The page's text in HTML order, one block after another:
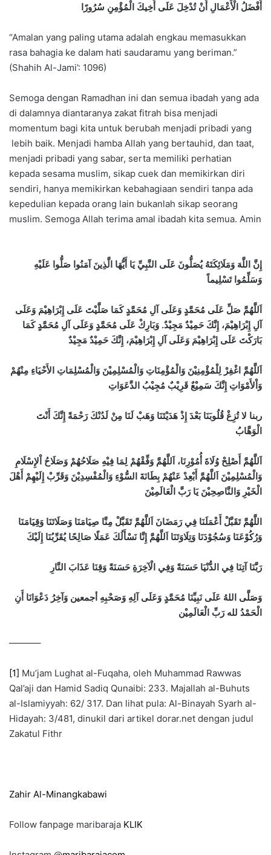
أَفْضَلُ الْأَعْمَالِ أَنْ تُدْخِلَ عَلَى أَخِيكَ الْمُؤْمِنِ سُرُورًا
“Amalan yang paling utama adalah engkau memasukkan
rasa bahagia ke dalam hati saudaramu yang beriman.”
(Shahih Al-Jami’: 1096)
Semoga dengan Ramadhan ini dan semua ibadah yang ada
di dalamnya diantaranya zakat fitrah bisa menjadi
momentum bagi kita untuk berubah menjadi pribadi yang
lebih baik. Menjadi hamba Allah yang bertauhid, dan taat,
menjadi pribadi yang sabar, serta memiliki perhatian
kepada sesama muslim, sikap cuek dan memikirkan diri
sendiri, hanya memikirkan kebahagiaan sendiri tanpa ada
kepedulian kepada orang lain bukanlah sikap seorang
muslim. Semoga Allah terima amal ibadah kita semua. Amin
إِنَّ اللَّهَ وَمَلَائِكَتَهُ يُصَلُّونَ عَلَى النَّبِيِّ يَا أَيُّهَا الَّذِينَ آمَنُوا صَلُّوا عَلَيْهِ
وَسَلِّمُوا تَسْلِيماً
اَللَّهُمَّ صَلِّ عَلَى مُحَمَّدٍ وَعَلَى آلِ مُحَمَّدٍ كَمَا صَلَّيْتَ عَلَى إِبْرَاهِيْمَ وَعَلَى
آلِ إِبْرَاهِيْمَ، إِنَّكَ حَمِيْدٌ مَجِيْدٌ. وَبَارِكْ عَلَى مُحَمَّدٍ وَعَلَى آلِ مُحَمَّدٍ كَمَا
بَارَكْتَ عَلَى إِبْرَاهِيْمَ وَعَلَى آلِ إِبْرَاهِيْمَ، إِنَّكَ حَمِيْدٌ مَجِيْدٌ
اَللَّهُمَّ اغْفِرْ لِلْمُؤْمِنِيْنَ وَالْمُؤْمِنَاتِ وَالْمُسْلِمِيْنَ وَالْمُسْلِمَاتِ الأَحْيَاءِ مِنْهُمْ
وَاْلأَمْوَاتِ إِنَّكَ سَمِيْعٌ قَرِيْبٌ مُجِيْبُ الدَّعَوَاتِ
ربنا لا تُزِغْ قُلُوبَنَا بَعْدَ إِذْ هَدَيْتَنَا وَهَبْ لَنَا مِنْ لَدُنْكَ رَحْمَةً إِنَّكَ أَنْتَ
الْوَهَّابُ
اَللَّهُمَّ أَصْلِحْ وُلَاةَ أُمُوْرِنَا، اَللَّهُمَّ وَفِّقْهُمْ لِمَا فِيْهِ صَلَاحُهُمْ وَصَلَاحُ اْلإِسْلَامِ
وَالْمُسْلِمِيْنَ اَللَّهُمَّ أَبْعِدْ عَنْهُمْ بِطَانَةَ السُّوْءِ وَالْمُفْسِدِيْنَ وَقَرِّبْ إِلَيْهِمْ أَهْلَ
الْخَيْرِ وَالنَّاصِحِيْنَ يَا رَبَّ الْعَالَمِيْنَ
اللَّهُمَّ تَقَبَّلْ أَعْمَلَنَا فِي رَمَضَانَ اَللَّهُمَّ تَقَبَّلْ مِنَّا صِيَامَنَا وَصَلَاتَنَا وَقِيَامَنَا
وَرُكُوْعَنَا وَسُجُوْدَنَا وَتِلَاوَتَنَا اَللَّهُمَّ إِنَّا نَسْأَلُكَ عَمَلًا صَالِحًا يُقَرِّبُنَا إِلَيْكَ
رَبَّنَا آتِنَا فِي الدُّنْيَا حَسَنَةً وَفِي الْآخِرَةِ حَسَنَةً وَقِنَا عَذَابَ النَّارِ
وَصَلَّى اللهُ عَلَى نَبِيِّنَا مُحَمَّدٍ وَعَلَى آلِهِ وَصَحْبِهِ أجمعين وَآخِرُ دَعْوَانَا أَنِ
الْحَمْدُ لله رَبِّ الْعَالَمِيْن
———–
[1] Mu’jam Lughat al-Fuqaha, oleh Muhammad Rawwas
Qal’aji dan Hamid Sadiq Qunaibi: 233. Majallah al-Buhuts
al-Islamiyyah: 62/ 317. Dan lihat pula: Al-Binayah Syarh al-
Hidayah: 3/481, dinukil dari artikel dorar.net dengan judul
Zakatul Fithr
Zahir Al-Minangkabawi
Follow fanpage maribaraja KLIK